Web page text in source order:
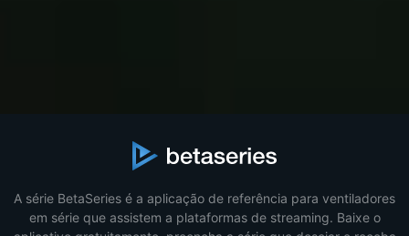
A série BetaSeries é a aplicação de referência para ventiladores
em série que assistem a plataformas de streaming. Baixe o